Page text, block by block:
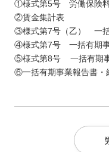
①様式第5号 労働保険
②賃金集計表
③様式第7号（乙） 一括
④様式第7号 一括有期事
⑤様式第8号 一括有期
⑥一括有期事業報告書